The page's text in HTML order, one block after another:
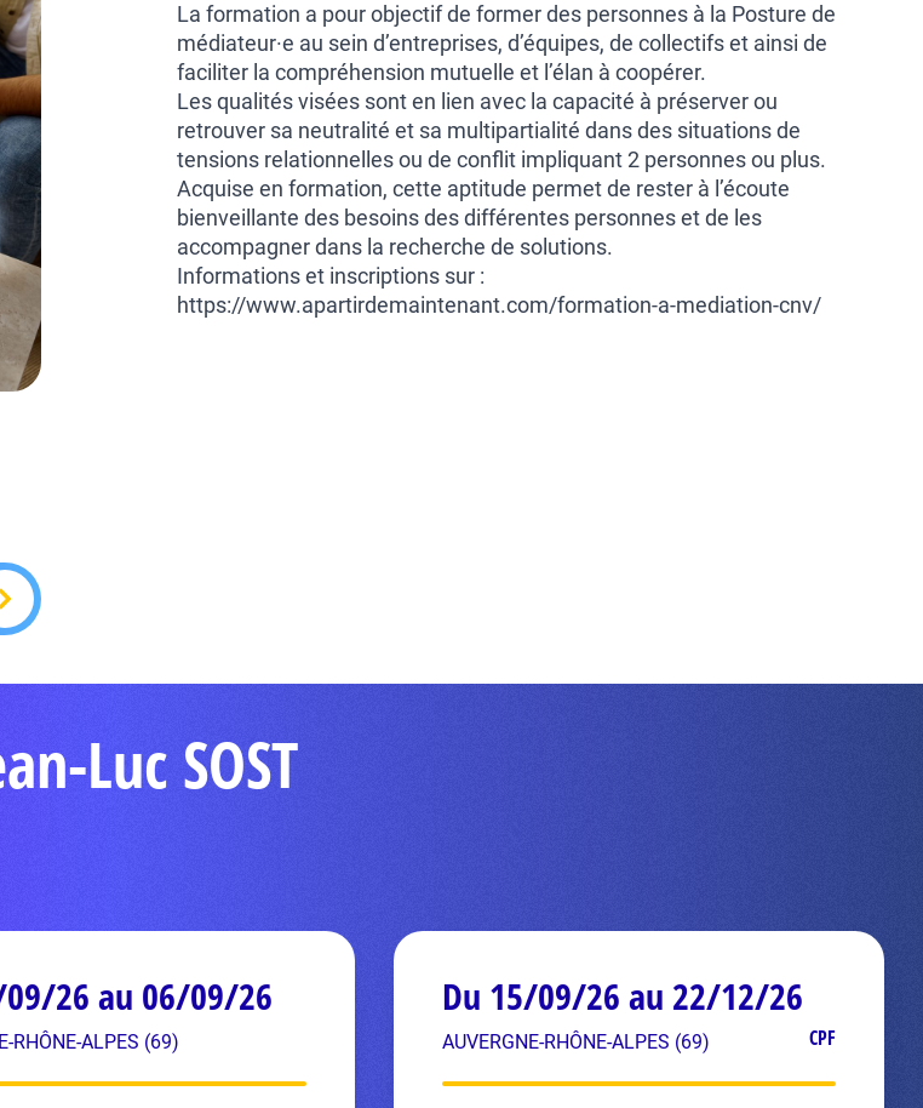
La formation a pour objectif de former des personnes à la Posture de
médiateur·e au sein d’entreprises, d’équipes, de collectifs et ainsi de
faciliter la compréhension mutuelle et l’élan à coopérer.
Les qualités visées sont en lien avec la capacité à préserver ou
retrouver sa neutralité et sa multipartialité dans des situations de
tensions relationnelles ou de conflit impliquant 2 personnes ou plus.
Acquise en formation, cette aptitude permet de rester à l’écoute
bienveillante des besoins des différentes personnes et de les
accompagner dans la recherche de solutions.
Informations et inscriptions sur :
https://www.apartirdemaintenant.com/formation-a-mediation-cnv/
Luc SOST
26 au 06/09/26
RHÔNE-ALPES (69)
Du 15/09/26 au 22/12/26
AUVERGNE-RHÔNE-ALPES (69) CPF